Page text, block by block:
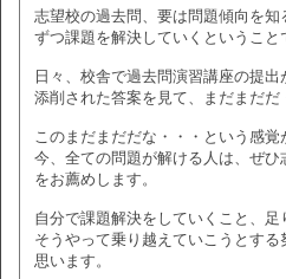
志望校の過去問、要は問題傾向を
ずつ課題を解決していくということ
日々、校舎で過去問演習講座の提
添削された答案を見て、まだまだだ
このまだまだだな・・・という感覚
今、全ての問題が解ける人は、ぜひ
をお薦めします。
自分で課題解決をしていくこと、足
そうやって乗り越えていこうとする
思います。